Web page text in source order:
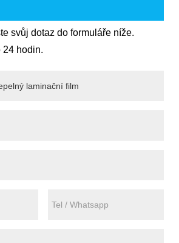
svůj dotaz do formuláře níže.
24 hodin.